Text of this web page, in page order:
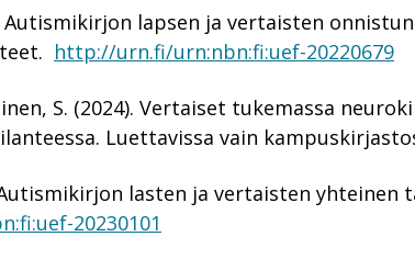
Autismikirjon lapsen ja vertaisten
http://urn.fi/urn:nbn:fi:uef-20220679
S. (2024). Vertaiset tukemassa
Luettavissa vain
Autismikirjon lasten ja vertaisten yhteinen
20230101